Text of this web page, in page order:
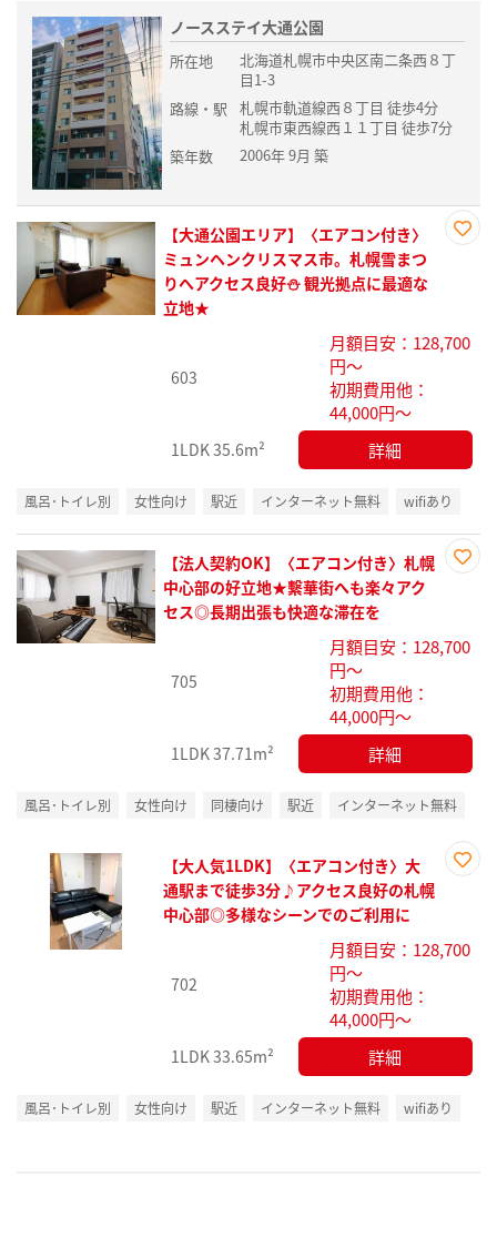
ノースステイ大通公園
所在地
北海道札幌市中央区南二条西８丁
目1-3
路線・駅
札幌市軌道線西８丁目 徒歩4分
札幌市東西線西１１丁目 徒歩7分
築年数
2006年 9月 築
【大通公園エリア】〈エアコン付き〉
ミュンヘンクリスマス市。札幌雪まつ
りへアクセス良好⛄ 観光拠点に最適な
立地★
603
月額目安：128,700
円～
初期費用他：
44,000円～
1LDK35.6m² 詳細
風呂･トイレ別 女性向け 駅近 インターネット無料 wifiあり
録
【法人契約OK】〈エアコン付き〉札幌
中心部の好立地★繫華街へも楽々アク
セス◎長期出張も快適な滞在を
705
月額目安：128,700
円～
初期費用他：
44,000円～
1LDK37.71m² 詳細
風呂･トイレ別 女性向け 同棲向け 駅近 インターネット無料
録
【大人気1LDK】〈エアコン付き〉大
通駅まで徒歩3分♪アクセス良好の札幌
中心部◎多様なシーンでのご利用に
702
月額目安：128,700
円～
初期費用他：
44,000円～
1LDK33.65m² 詳細
風呂･トイレ別 女性向け 駅近 インターネット無料 wifiあり